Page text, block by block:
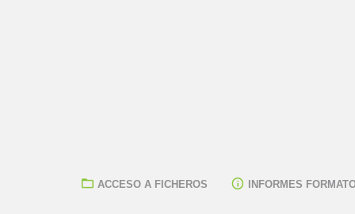
ACCESO A FICHEROS INFORMES